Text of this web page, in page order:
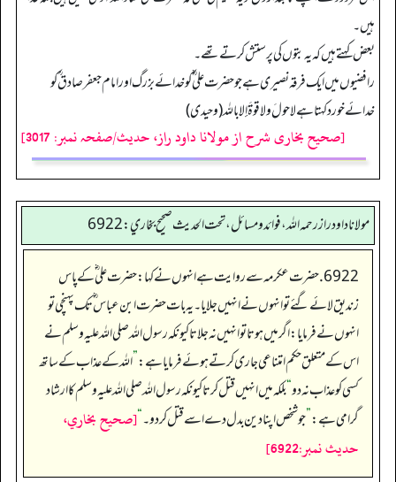
ہیں۔
بعض کہتے ہیں کہ یہ بتوں کی پرستش کرتے تھے۔
رافضیوں میں ایک فرقہ نصیری ہے جو حضرت علی ؓ کو خدائے بزرگ اور امام جعفر صادق ؒ کو
خدائے خورد کہتا ہے لا حولَ ولا قوةَ إلا باللہ (وحیدی)
[صحیح بخاری شرح از مولانا داود راز، حدیث/صفحہ نمبر: 3017]
مولانا داود راز رحمه الله، فوائد و مسائل، تحت الحديث صحيح بخاري: 6922
6922. حضرت عکرمہ سے روایت ہے انہوں نے کہا: حضرت علی ؓ کے پاس
زندیق لائے گئے تو انہوں نے انہیں جلایا۔ یہ بات حضرت ابن عباس ؓ تک پہنچی تو
انہوں نے فرمایا: اگر میں ہوتا تو انہیں نہ جلاتا کیونکہ رسول اللہ صلی اللہ علیہ وسلم نے
اس کے متعلق حکم امتناعی جاری کرتے ہوئے فرمایا ہے:”اللہ کے عذاب کے ساتھ
کسی کو عذاب نہ دو“بلکہ میں انہیں قتل کرتا کیونکہ رسول اللہ صلی اللہ علیہ وسلم کا ارشاد
گرامی ہے:”جو شخص اپنا دین بدل دے اسے قتل کر دو۔“[صحيح بخاري،
حديث نمبر:6922]